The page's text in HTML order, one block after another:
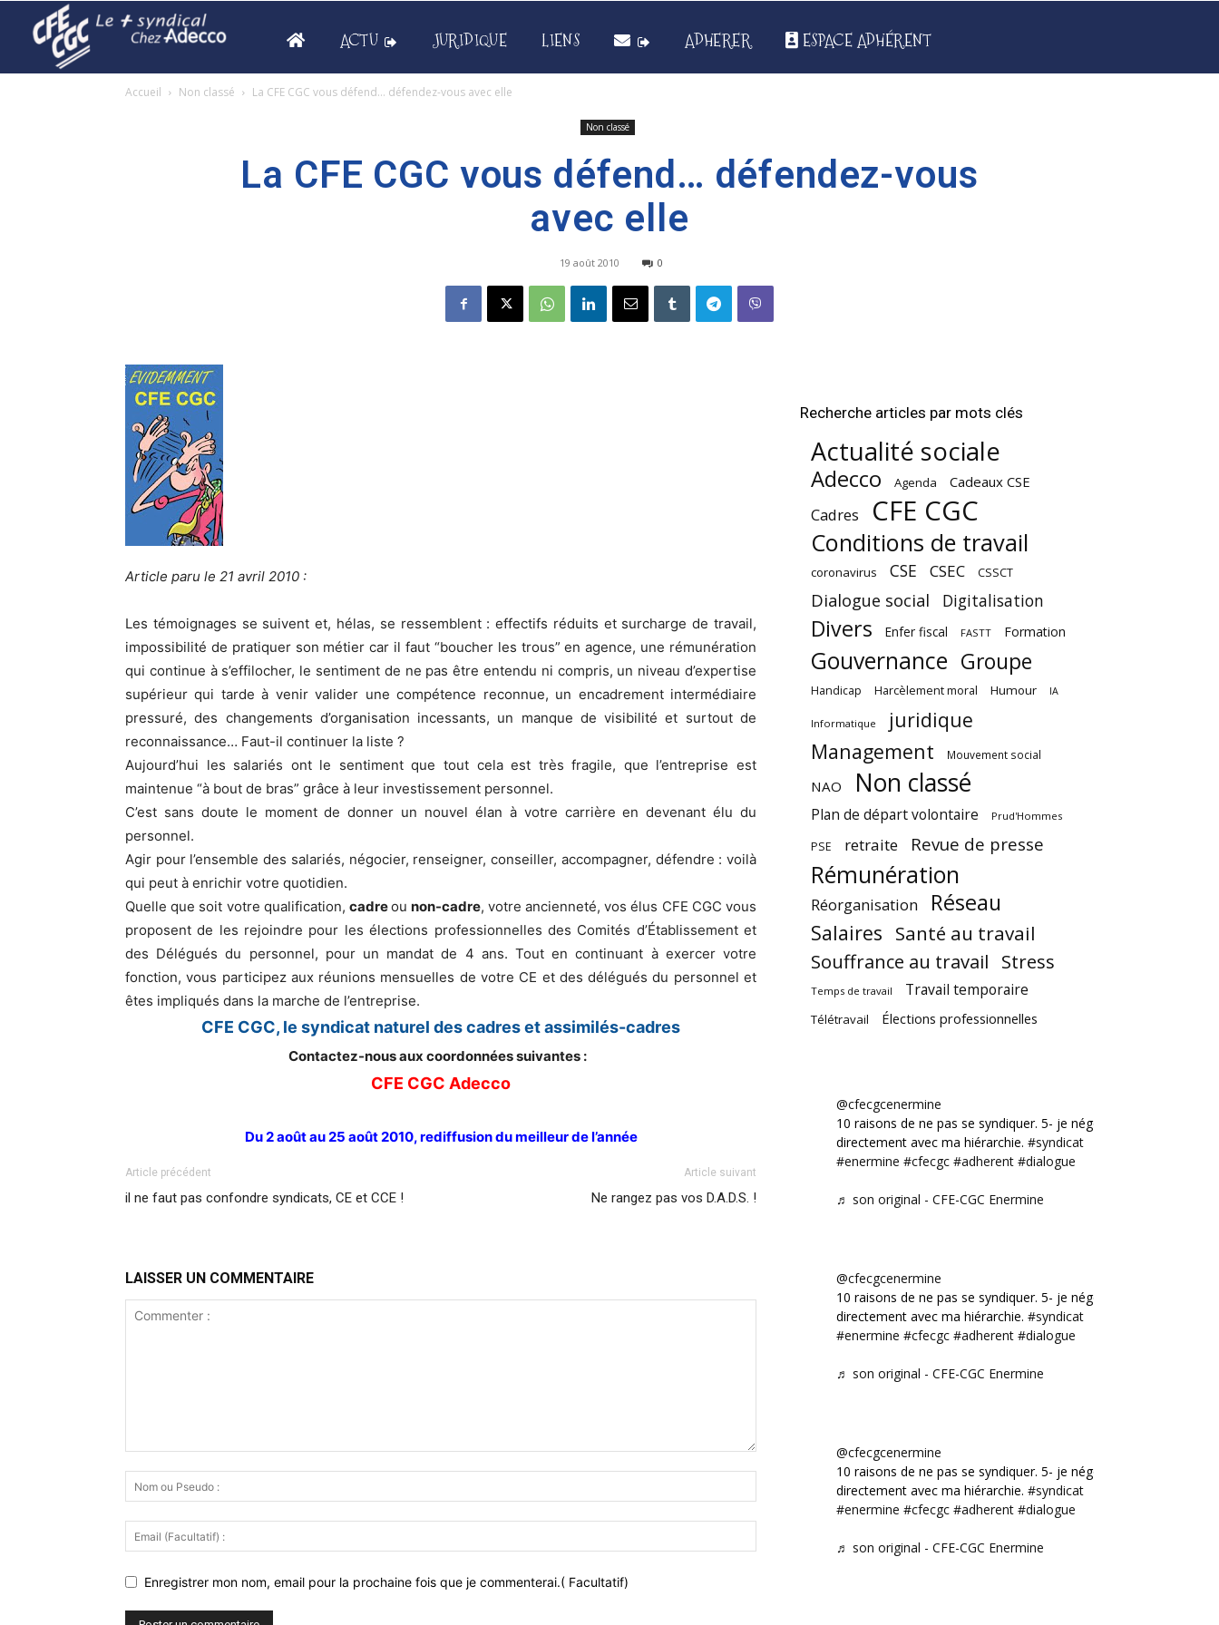
ACTU JURIDIQUE LIENS ADHERER ESPACE ADHÉRENT
Accueil Non classé La CFE CGC vous défend… défendez-vous avec elle
Non classé
La CFE CGC vous défend… défendez-vous
avec elle
19 août 2010 0
Article paru le 21 avril 2010 :
Les témoignages se suivent et, hélas, se ressemblent : effectifs réduits et surcharge de travail,
impossibilité de pratiquer son métier car il faut “boucher les trous” en agence, une rémunération
qui continue à s’effilocher, le sentiment de ne pas être entendu ni compris, un niveau d’expertise
supérieur qui tarde à venir valider une compétence reconnue, un encadrement intermédiaire
pressuré, des changements d’organisation incessants, un manque de visibilité et surtout de
reconnaissance… Faut-il continuer la liste ?
Aujourd’hui les salariés ont le sentiment que tout cela est très fragile, que l’entreprise est
maintenue “à bout de bras” grâce à leur investissement personnel.
C’est sans doute le moment de donner un nouvel élan à votre carrière en devenant élu du
personnel.
Agir pour l’ensemble des salariés, négocier, renseigner, conseiller, accompagner, défendre : voilà
qui peut à enrichir votre quotidien.
Quelle que soit votre qualification,cadreou non-cadre, votre ancienneté, vos élus CFE CGC vous
proposent de les rejoindre pour les élections professionnelles des Comités d’Établissement et
des Délégués du personnel, pour un mandat de 4 ans. Tout en continuant à exercer votre
fonction, vous participez aux réunions mensuelles de votre CE et des délégués du personnel et
êtes impliqués dans la marche de l’entreprise.
CFE CGC, le syndicat naturel des cadres et assimilés-cadres
Contactez-nous aux coordonnées suivantes :
CFE CGC Adecco
Du 2 août au 25 août 2010, rediffusion du meilleur de l’année
Article précédent
il ne faut pas confondre syndicats, CE et CCE !
Article suivant
Ne rangez pas vos D.A.D.S. !
LAISSER UN COMMENTAIRE
Enregistrer mon nom, email pour la prochaine fois que je commenterai.( Facultatif)
Recherche articles par mots clés
Actualité sociale
Adecco Agenda Cadeaux CSE
Cadres CFE CGC
Conditions de travail
coronavirus CSE CSEC CSSCT
Dialogue social Digitalisation
Divers Enfer fiscal FASTT Formation
Gouvernance Groupe
Handicap Harcèlement moral Humour IA
Informatique
juridique
Management
Mouvement social
NAO Non classé
Plan de départ volontaire Prud'Hommes
PSE retraite Revue de presse
Rémunération
Réorganisation Réseau
Salaires Santé au travail
Souffrance au travail Stress
Temps de travail Travail temporaire
Télétravail Élections professionnelles
@cfecgcenermine
10 raisons de ne pas se syndiquer. 5- je négocie
directement avec ma hiérarchie. #syndicat
#enermine #cfecgc #adherent #dialogue
♬ son original - CFE-CGC Enermine
@cfecgcenermine
10 raisons de ne pas se syndiquer. 5- je négocie
directement avec ma hiérarchie. #syndicat
#enermine #cfecgc #adherent #dialogue
♬ son original - CFE-CGC Enermine
@cfecgcenermine
10 raisons de ne pas se syndiquer. 5- je négocie
directement avec ma hiérarchie. #syndicat
#enermine #cfecgc #adherent #dialogue
♬ son original - CFE-CGC Enermine